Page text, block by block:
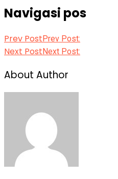
Navigasi pos
Prev Post Prev Post:
Next Post Next Post:
About Author